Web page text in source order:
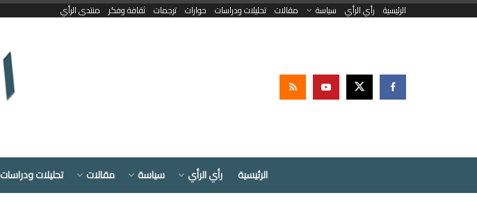
الرئيسية رأي الرأي سياسة مقالات تحليلات ودراسات حوارات ترجمات ثقافة وفكر منتدى الرأي
الرئيسية رأي الرأي سياسة مقالات تحليلات ودراسات